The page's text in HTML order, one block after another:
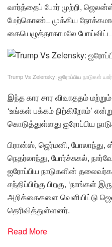
வார்த்தைப் போர் முற்றி,
மேற்கொண்ட முக்கிய
கையெழுத்தாகாமலே
Trump Vs Zelensky: ஐரோப்பிய நாடுகள்
இந்த கார சார விவாததம்
‘உங்கள் பக்கம் நிற்கிறோம்’
கொடுத்துள்ளது ஐரோப்பிய
பிரான்ஸ், ஜெர்மனி,
நெதர்லாந்து, போர்ச்சுகல்,
ஐரோப்பிய நாடுகளின்
சந்திப்பிற்கு பிறகு, ‘நாங்கள்
அறிக்கைகளை வெளியிட்டு
தெரிவித்துள்ளனர்.
Read More